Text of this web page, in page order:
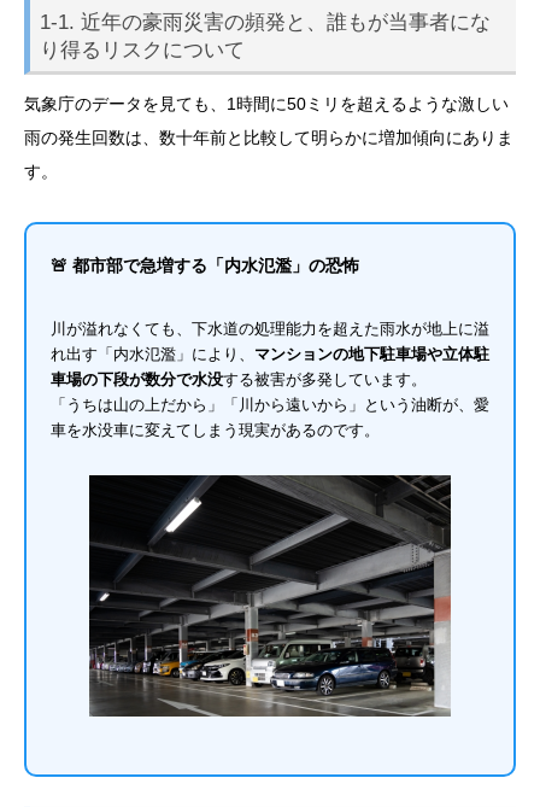
1-1. 近年の豪雨災害の頻発と、誰もが当事者にな
り得るリスクについて
気象庁のデータを見ても、1時間に50ミリを超えるような激しい
雨の発生回数は、数十年前と比較して明らかに増加傾向にありま
す。
🚨 都市部で急増する「内水氾濫」の恐怖
川が溢れなくても、下水道の処理能力を超えた雨水が地上に溢
れ出す「内水氾濫」により、 マンションの地下駐車場や立体駐
車場の下段が数分で水没する被害が多発しています。
「うちは山の上だから」「川から遠いから」という油断が、愛
車を水没車に変えてしまう現実があるのです。